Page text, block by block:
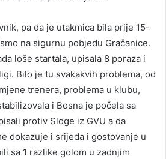
pa da je utakmica bila prije 15-
na sigurnu pobjedu Gračanice.
loše startala, upisala 8 poraza i
Bilo je tu svakakvih problema, od
trenera, problema u klubu,
i Bosna je počela sa
protiv Sloge iz GVU a da
dokazuje i srijeda i gostovanje u
sa 1 razlike golom u zadnjim